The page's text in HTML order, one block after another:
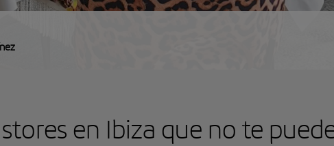
en Ibiza que no te